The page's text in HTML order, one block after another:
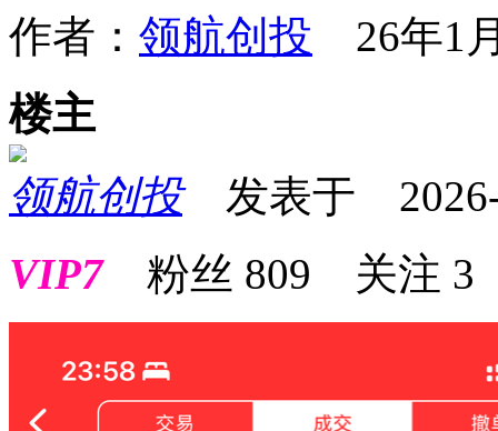
作者： 领航创投 26年1
楼主
领航创投发表于 2026-
VIP7粉丝 809 关注 3